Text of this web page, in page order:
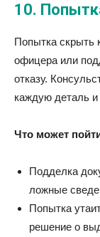
10.
Попытка скрыть
офицера или
отказу.
каждую деталь
Что может
Подделка
ложные
Попытка
решение о